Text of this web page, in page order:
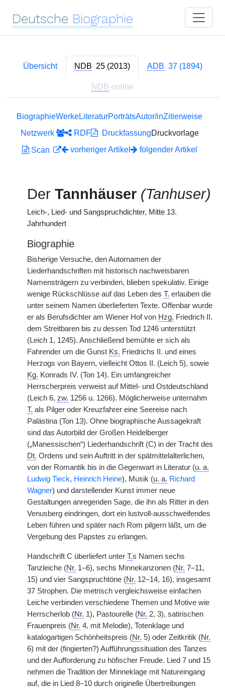
Deutsche Biographie
Übersicht NDB 25 (2013) ADB 37 (1894)
NDB-online
BiographieWerkeLiteraturPorträtsAutor/inZitierweise
Netzwerk
RDF DruckfassungDruckvorlage
Scan
vorheriger Artikel folgender Artikel
Der Tannhäuser (Tanhuser)
Leich-, Lied- und Sangspruchdichter, Mitte 13.
Jahrhundert
Biographie
Bisherige Versuche, den Autornamen der
Liederhandschriften mit historisch nachweisbaren
Namensträgern zu verbinden, blieben spekulativ. Einige
wenige Rückschlüsse auf das Leben des T. erlauben die
unter seinem Namen überlieferten Texte. Offenbar wurde
er als Berufsdichter am Wiener Hof von Hzg. Friedrich II.
dem Streitbaren bis zu dessen Tod 1246 unterstützt
(Leich 1, 1245). Anschließend bemühte er sich als
Fahrender um die Gunst Ks. Friedrichs II. und eines
Herzogs von Bayern, vielleicht Ottos II. (Leich 5), sowie
Kg. Konrads IV. (Ton 14). Ein umfangreicher
Herrscherpreis verweist auf Mittel- und Ostdeutschland
(Leich 6, zw. 1256 u. 1266). Möglicherweise unternahm
T. als Pilger oder Kreuzfahrer eine Seereise nach
Palästina (Ton 13). Ohne biographische Aussagekraft
sind das Autorbild der Großen Heidelberger
(„Manessischen“) Liederhandschrift (C) in der Tracht des
Dt. Ordens und sein Auftritt in der spätmittelalterlichen,
von der Romantik bis in die Gegenwart in Literatur (u. a.
Ludwig Tieck, Heinrich Heine), Musik (u. a. Richard
Wagner) und darstellender Kunst immer neue
Gestaltungen anregenden Sage, die ihn als Ritter in den
Venusberg eindringen, dort ein lustvoll-ausschweifendes
Leben führen und später nach Rom pilgern läßt, um die
Vergebung des Papstes zu erlangen.
Handschrift C überliefert unter T.s Namen sechs
Tanzleiche (Nr. 1–6), sechs Minnekanzonen (Nr. 7–11,
15) und vier Sangspruchtöne (Nr. 12–14, 16), insgesamt
37 Strophen. Die metrisch vergleichsweise einfachen
Leiche verbinden verschiedene Themen und Motive wie
Herrscherlob (Nr. 1), Pastourelle (Nr. 2, 3), satirischen
Frauenpreis (Nr. 4, mit Melodie), Totenklage und
katalogartigen Schönheitspreis (Nr. 5) oder Zeitkritik (Nr.
6) mit der (fingierten?) Aufführungssituation des Tanzes
und der Aufforderung zu höfischer Freude. Lied 7 und 15
nehmen die Tradition der Minneklage mit Natureingang
auf, die in Lied 8–10 durch originelle Übertreibungen